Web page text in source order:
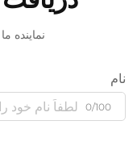
نماینده
نام
0/100